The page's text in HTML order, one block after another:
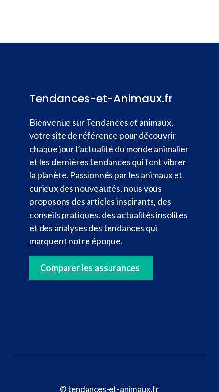
Tendances-et-Animaux.fr
Bienvenue sur Tendances et animaux,
votre site de référence pour découvrir
chaque jour l’actualité du monde animalier
et les dernières tendances qui font vibrer
la planète. Passionnés par les animaux et
curieux des nouveautés, nous vous
proposons des articles inspirants, des
conseils pratiques, des actualités insolites
et des analyses des tendances qui
marquent notre époque.
Comparer les assurances
© tendances-et-animaux.fr